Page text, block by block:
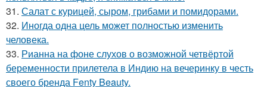
31. Салат с курицей, сыром, грибами и помидорами.
32. Иногда одна цель может полностью изменить
человека.
33. Рианна на фоне слухов о возможной четвёртой
беременности прилетела в Индию на вечеринку в честь
своего бренда Fenty Beauty.